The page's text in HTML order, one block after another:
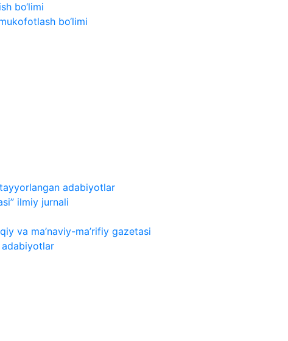
bo‘limi
bo‘limi
adabiyotlar
ilmiy jurnali
va ma’naviy-ma’rifiy gazetasi